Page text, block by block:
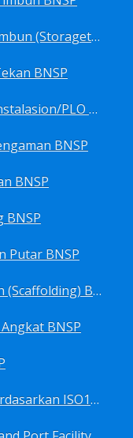
Sertifikasi Inspektor Tanki Timbun (Storagetank Inspector) BNSP
BNSP
Sertifikasi Inspektur Facility Instalasion/PLO BNSP
BNSP
BNSP
Putar BNSP
Sertifikasi Inspektur Perancah (Scaffolding) BNSP
BNSP
Sertifikasi Internal auditor berdasarkan ISO17025.2017 Pedoman Panduan Mutu&Prosedur Laboratorium BNSP